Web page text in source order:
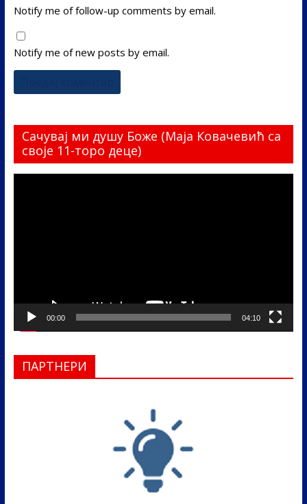
Notify me of follow-up comments by email.
Notify me of new posts by email.
Сачувај ми душу Боже (Маја Ковачевић са
своје 11-торо деце)
00:00 04:10
ПАРТНЕРИ